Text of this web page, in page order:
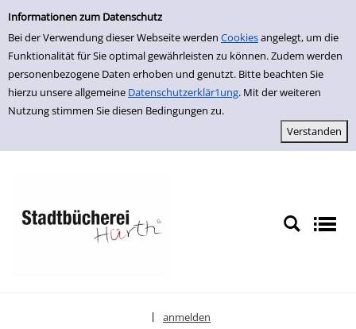
Einfache Suche
Informationen zum Datenschutz
Bei der Verwendung dieser Webseite werden Cookiesangelegt, um die
Funktionalität für Sie optimal gewährleisten zu können. Zudem werden
personenbezogene Daten erhoben und genutzt. Bitte beachten Sie
hierzu unsere allgemeine Datenschutzerklär1ung. Mit der weiteren
Nutzung stimmen Sie diesen Bedingungen zu.
zur Navigation springen
zum Inhalt springen
Zu den Suchfiltern springen
Zur Trefferliste springen
anmelden